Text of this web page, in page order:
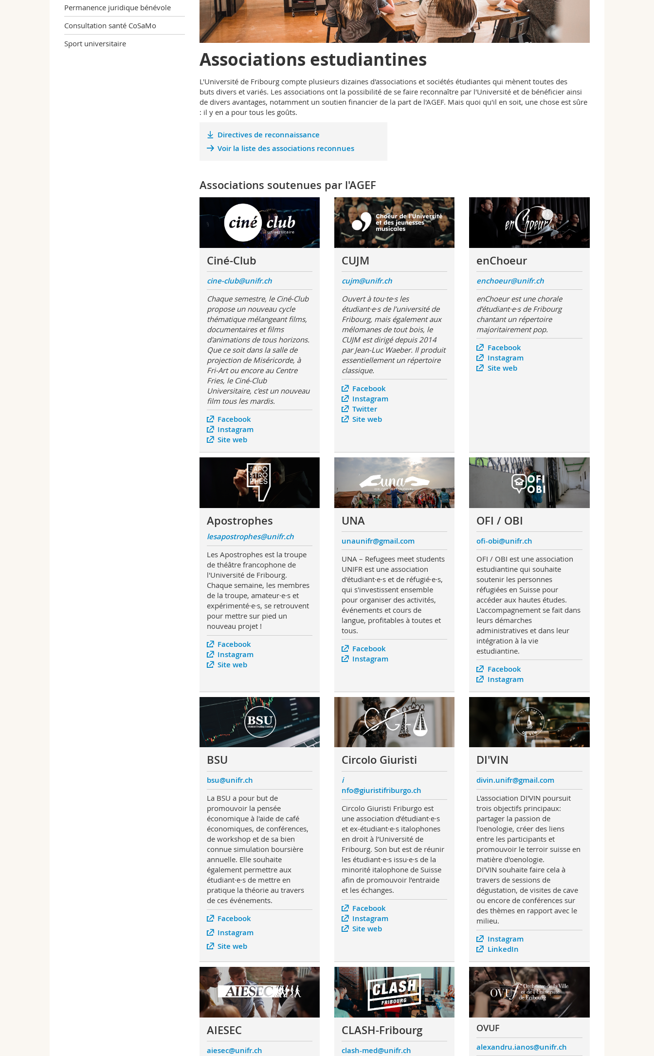
Permanence juridique bénévole
Consultation santé CoSaMo
Sport universitaire
Associations estudiantines
L'Université de Fribourg compte plusieurs dizaines d'associations et sociétés étudiantes qui mènent toutes des
buts divers et variés. Les associations ont la possibilité de se faire reconnaître par l'Université et de bénéficier ainsi
de divers avantages, notamment un soutien financier de la part de l'AGEF. Mais quoi qu'il en soit, une chose est sûre
: il y en a pour tous les goûts.
Directives de reconnaissance
Voir la liste des associations reconnues
Associations soutenues par l'AGEF
Ciné-Club
cine-club@unifr.ch
Chaque semestre, le Ciné-Club
propose un nouveau cycle
thématique mélangeant films,
documentaires et films
d'animations de tous horizons.
Que ce soit dans la salle de
projection de Miséricorde, à
Fri-Art ou encore au Centre
Fries, le Ciné-Club
Universitaire, c'est un nouveau
film tous les mardis.
Facebook
Instagram
Site web
CUJM
cujm@unifr.ch
Ouvert à tou·te·s les
étudiant·e·s de l’université de
Fribourg, mais également aux
mélomanes de tout bois, le
CUJM est dirigé depuis 2014
par Jean-Luc Waeber. Il produit
essentiellement un répertoire
classique.
Facebook
Instagram
Twitter
Site web
enChoeur
enchoeur@unifr.ch
enChoeur est une chorale
d’étudiant·e·s de Fribourg
chantant un répertoire
majoritairement pop.
Facebook
Instagram
Site web
Apostrophes
lesapostrophes@unifr.ch
Les Apostrophes est la troupe
de théâtre francophone de
l'Université de Fribourg.
Chaque semaine, les membres
de la troupe, amateur·e·s et
expérimenté·e·s, se retrouvent
pour mettre sur pied un
nouveau projet !
Facebook
Instagram
Site web
UNA
unaunifr@gmail.com
UNA – Refugees meet students
UNIFR est une association
d'étudiant·e·s et de réfugié·e·s,
qui s'investissent ensemble
pour organiser des activités,
événements et cours de
langue, profitables à toutes et
tous.
Facebook
Instagram
OFI / OBI
ofi-obi@unifr.ch
OFI / OBI est une association
estudiantine qui souhaite
soutenir les personnes
réfugiées en Suisse pour
accéder aux hautes études.
L'accompagnement se fait dans
leurs démarches
administratives et dans leur
intégration à la vie
estudiantine.
Facebook
Instagram
BSU
bsu@unifr.ch
La BSU a pour but de
promouvoir la pensée
économique à l'aide de café
économiques, de conférences,
de workshop et de sa bien
connue simulation boursière
annuelle. Elle souhaite
également permettre aux
étudiant·e·s de mettre en
pratique la théorie au travers
de ces événements.
Facebook
Instagram
Site web
Circolo Giuristi
i
nfo@giuristifriburgo.ch
Circolo Giuristi Friburgo est
une association d’étudiant·e·s
et ex-étudiant·e·s italophones
en droit à l’Université de
Fribourg. Son but est de réunir
les étudiant·e·s issu·e·s de la
minorité italophone de Suisse
afin de promouvoir l’entraide
et les échanges.
Facebook
Instagram
Site web
DI'VIN
divin.unifr@gmail.com
L'association DI'VIN poursuit
trois objectifs principaux:
partager la passion de
l'oenologie, créer des liens
entre les participants et
promouvoir le terroir suisse en
matière d'oenologie.
DI'VIN souhaite faire cela à
travers de sessions de
dégustation, de visites de cave
ou encore de conférences sur
des thèmes en rapport avec le
milieu.
Instagram
LinkedIn
AIESEC
aiesec@unifr.ch
CLASH-Fribourg
clash-med@unifr.ch
OVUF
alexandru.ianos@unifr.ch